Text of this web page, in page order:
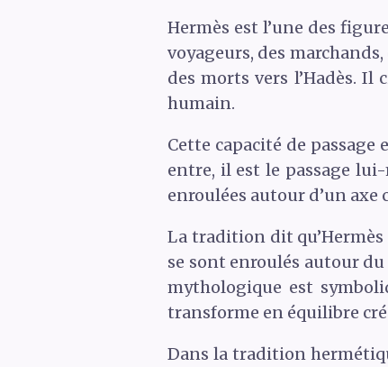
Hermès est l’une des
voyageurs, des
des morts vers l’Hadès.
humain.
Cette capacité de passage
entre, il est le passage
enroulées autour d’un
La tradition dit
se sont enroulés autour
mythologique est
transforme en équilibre
Dans la tradition